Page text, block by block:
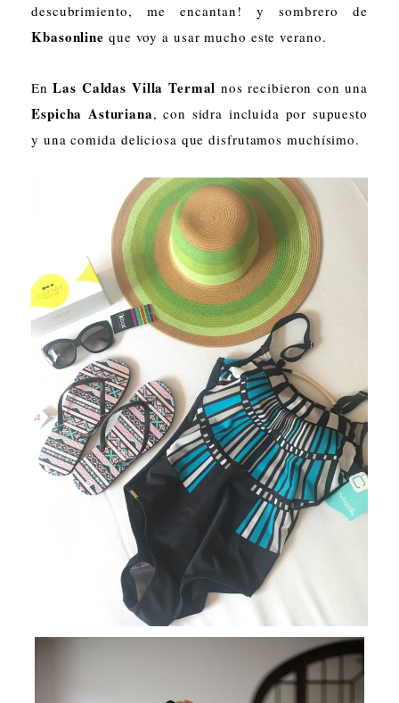
descubrimiento, me encantan! y sombrero de
Kbasonline que voy a usar mucho este verano.
EnLas Caldas Villa Termal nos recibieron con una
Espicha Asturiana, con sidra incluida por supuesto
y una comida deliciosa que disfrutamos muchísimo.